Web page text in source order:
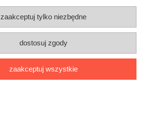
Moje konto
Płatności i dostawa
Informacje
O nas
zaakceptuj tylko niezbędne
dostosuj zgody
zaakceptuj wszystkie